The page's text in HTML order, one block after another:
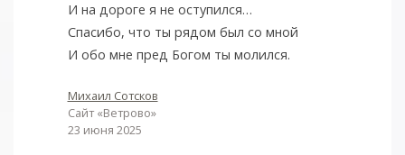
И на дороге я не оступился…
Спасибо, что ты рядом был со мной
И обо мне пред Богом ты молился.
Михаил Сотсков
Сайт «Ветрово»
23 июня 2025